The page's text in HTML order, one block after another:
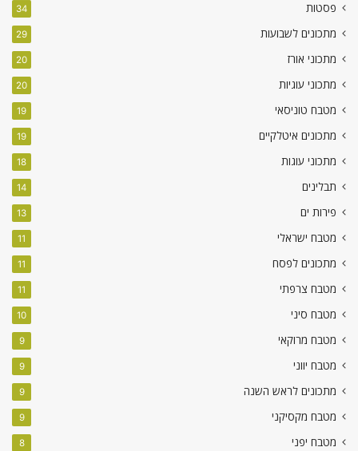
פסטות 34
מתכונים לשבועות 29
מתכוני אורז 20
מתכוני עוגיות 20
מטבח טוניסאי 19
מתכונים איטלקיים 19
מתכוני עוגות 18
תבלינים 14
פירות ים 13
מטבח ישראלי 11
מתכונים לפסח 11
מטבח צרפתי 11
מטבח סיני 10
מטבח מרוקאי 9
מטבח יווני 9
מתכונים לראש השנה 9
מטבח מקסיקני 9
מטבח יפני 8